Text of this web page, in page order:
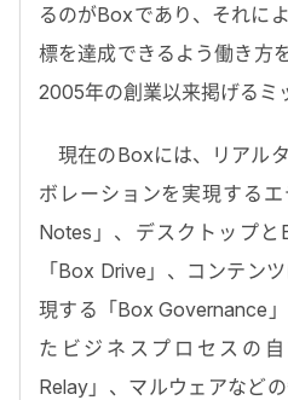
るのがBoxであり、それに
標を達成できるよう働き方
2005年の創業以来掲げるミ
現在のBoxには、リアル
ボレーションを実現する
Notes」、デスクトップ
「Box Drive」、コンテン
現する「Box Governance
たビジネスプロセスの
Relay」、マルウェアなど